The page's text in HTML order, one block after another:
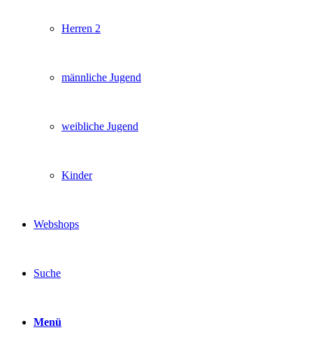
Herren 2
männliche Jugend
weibliche Jugend
Kinder
Webshops
Suche
Menü